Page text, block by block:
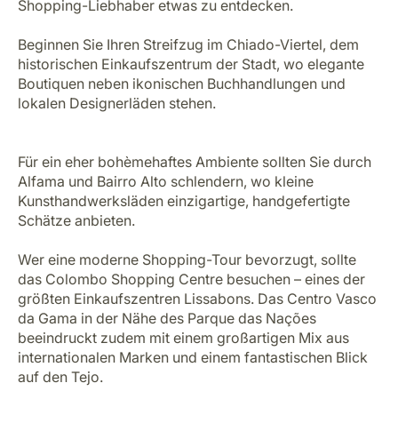
Shopping-Liebhaber etwas zu entdecken.
Beginnen Sie Ihren Streifzug im Chiado-Viertel, dem
historischen Einkaufszentrum der Stadt, wo elegante
Boutiquen neben ikonischen Buchhandlungen und
lokalen Designerläden stehen.
Für ein eher bohèmehaftes Ambiente sollten Sie durch
Alfama und Bairro Alto schlendern, wo kleine
Kunsthandwerksläden einzigartige, handgefertigte
Schätze anbieten.
Wer eine moderne Shopping-Tour bevorzugt, sollte
das Colombo Shopping Centre besuchen – eines der
größten Einkaufszentren Lissabons. Das Centro Vasco
da Gama in der Nähe des Parque das Nações
beeindruckt zudem mit einem großartigen Mix aus
internationalen Marken und einem fantastischen Blick
auf den Tejo.